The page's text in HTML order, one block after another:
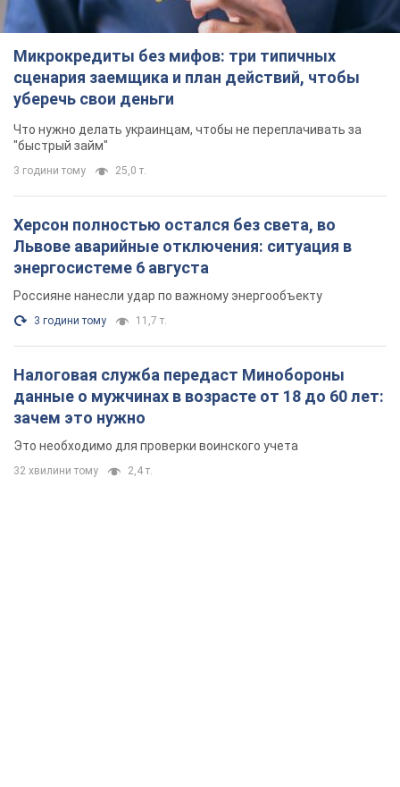
Микрокредиты без мифов: три типичных
сценария заемщика и план действий, чтобы
уберечь свои деньги
Что нужно делать украинцам, чтобы не переплачивать за
"быстрый займ"
3 години тому 25,0 т.
Херсон полностью остался без света, во
Львове аварийные отключения: ситуация в
энергосистеме 6 августа
Россияне нанесли удар по важному энергообъекту
3 години тому 11,7 т.
Налоговая служба передаст Минобороны
данные о мужчинах в возрасте от 18 до 60 лет:
зачем это нужно
Это необходимо для проверки воинского учета
32 хвилини тому 2,4 т.